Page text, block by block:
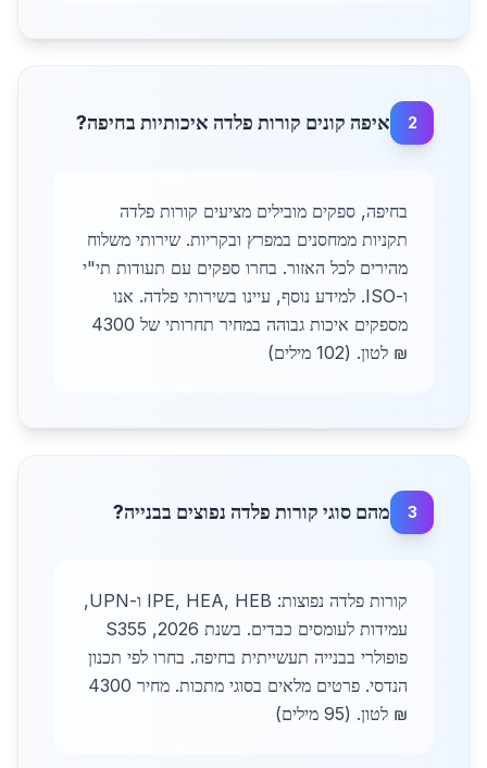
2 איפה קונים קורות פלדה איכותיות בחיפה?
בחיפה, ספקים מובילים מציעים קורות פלדה
תקניות ממחסנים במפרץ ובקריות. שירותי משלוח
מהירים לכל האזור. בחרו ספקים עם תעודות תי"י
ו-ISO. למידע נוסף, עיינו בשירותי פלדה. אנו
מספקים איכות גבוהה במחיר תחרותי של 4300
₪ לטון. (102 מילים)
3 מהם סוגי קורות פלדה נפוצים בבנייה?
קורות פלדה נפוצות: IPE, HEA, HEB ו-UPN,
עמידות לעומסים כבדים. בשנת 2026, S355
פופולרי בבנייה תעשייתית בחיפה. בחרו לפי תכנון
הנדסי. פרטים מלאים בסוגי מתכות. מחיר 4300
₪ לטון. (95 מילים)